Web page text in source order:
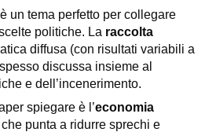
un tema perfetto per collegare
politiche. La raccolta
diffusa (con risultati variabili a
discussa insieme al
e dell’incenerimento.
spiegare è l’economia
punta a ridurre sprechi e